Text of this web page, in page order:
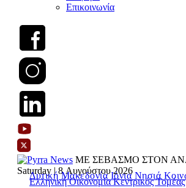
Επικοινωνία
ΜΕ ΣΕΒΑΣΜΟ ΣΤΟΝ
Saturday | 8 Αυγούστου 2026
Ελληνική ΟικονομίαΚεντρικός
Δυτική ΜακεδονίαΙόνια Νησιά